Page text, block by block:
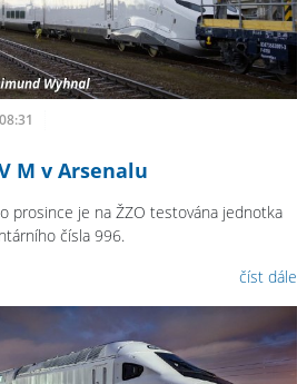
M v Arsenalu
prosince je na ŽZO testována jednotka
čísla 996.
číst dále